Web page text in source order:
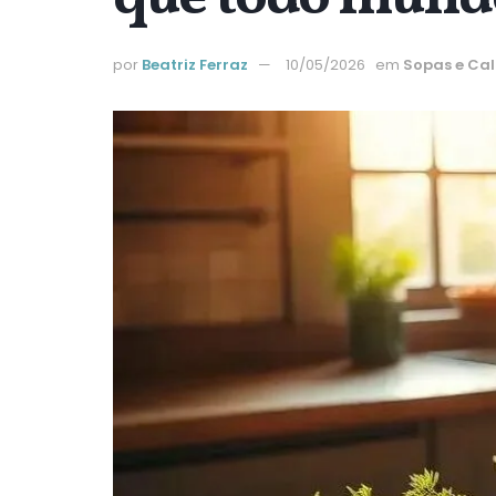
por Beatriz Ferraz 10/05/2026 em Sopas e